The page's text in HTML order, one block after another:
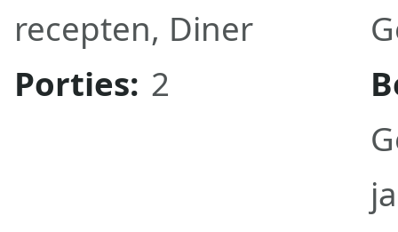
recepten, Diner
Porties: 2